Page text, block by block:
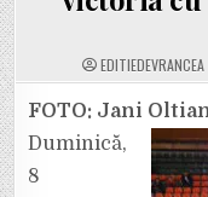
EDITIEDEVRANCEA
FOTO: Jani
Duminică,
8